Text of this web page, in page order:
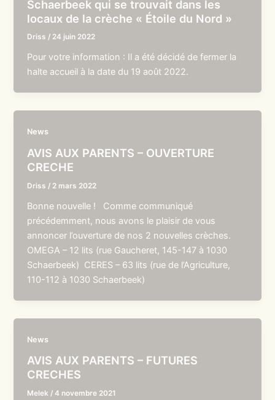
Schaerbeek qui se trouvait dans les
locaux de la crèche « Étoile du Nord »
Driss / 24 juin 2022
Pour votre information : Il a été décidé de fermer la
halte accueil à la date du 19 août 2022.
News
AVIS AUX PARENTS – OUVERTURE
CRECHE
Driss / 2 mars 2022
Bonne nouvelle ! Comme communiqué
précédemment, nous avons le plaisir de vous
annoncer l’ouverture de nos 2 nouvelles crèches.
OMEGA – 12 lits (rue Gaucheret, 145-147 à 1030
Schaerbeek) CERES – 63 lits (rue de l’Agriculture,
110-112 à 1030 Schaerbeek)
News
AVIS AUX PARENTS – FUTURES
CRECHES
Melek /4 novembre 2021